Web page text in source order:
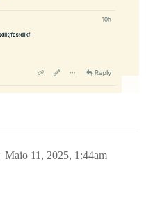
Maio 11, 2025, 1:44am